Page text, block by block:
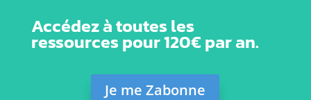
Accédez à toutes les
ressources pour 120€ par an.
Je me Zabonne